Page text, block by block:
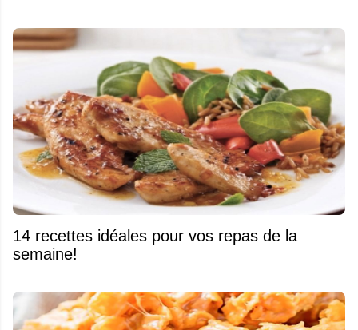
14 recettes idéales pour vos repas de la
semaine!